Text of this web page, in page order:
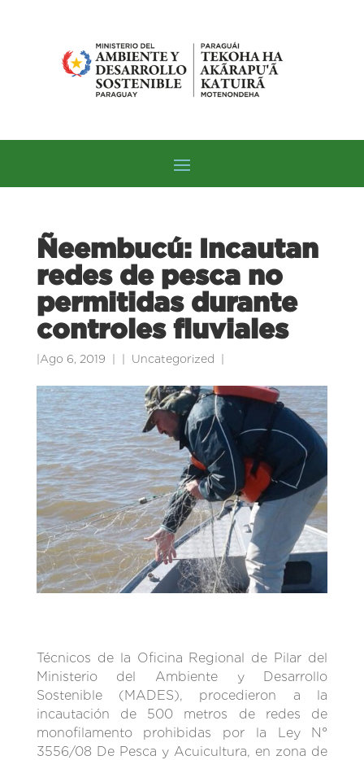
Ñeembucú: Incautan
redes de pesca no
permitidas durante
controles fluviales
Ago 6, 2019 Uncategorized
Técnicos de la Oficina Regional de Pilar del
Ministerio del Ambiente y Desarrollo
Sostenible (MADES), procedieron a la
incautación de 500 metros de redes de
monofilamento prohibidas por la Ley N°
3556/08 De Pesca y Acuicultura, en zona de